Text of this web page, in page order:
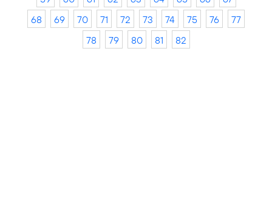
68
69 70 71 72 73 74 75 76
77
78
79 80 81 82